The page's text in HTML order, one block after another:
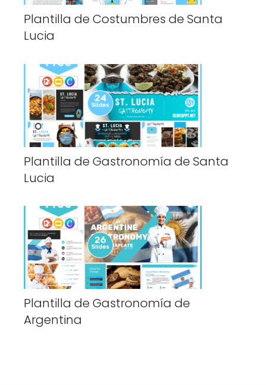
Plantilla de Costumbres de Santa
Lucia
Plantilla de Gastronomía de Santa
Lucia
Plantilla de Gastronomía de
Argentina